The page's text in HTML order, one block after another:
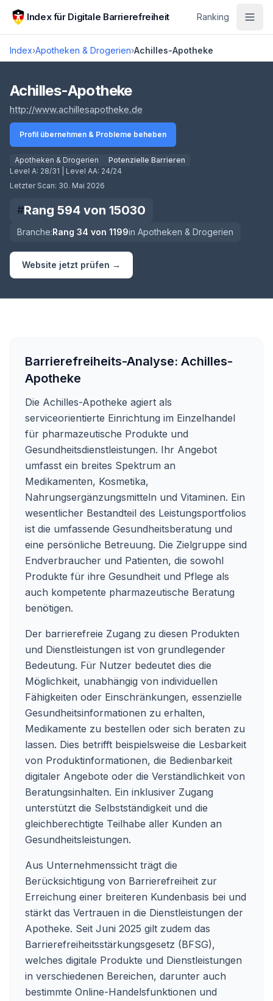
Zum Hauptinhalt springen
Index für Digitale Barrierefreiheit Ranking
Index›Apotheken & Drogerien›Achilles-Apotheke
Score lädt
Achilles-Apotheke
http://www.achillesapotheke.de
Profil übernehmen & Probleme beheben
Apotheken & Drogerien
Potenzielle Barrieren
Level A: 28/31 | Level AA: 24/24
Letzter Scan: 30. Mai 2026
#Rang 594 von 15030
Branche:Rang 34 von 1199in Apotheken & Drogerien
Website jetzt prüfen →
Barrierefreiheits-Analyse: Achilles-
Apotheke
Die Achilles-Apotheke agiert als
serviceorientierte Einrichtung im Einzelhandel
für pharmazeutische Produkte und
Gesundheitsdienstleistungen. Ihr Angebot
umfasst ein breites Spektrum an
Medikamenten, Kosmetika,
Nahrungsergänzungsmitteln und Vitaminen. Ein
wesentlicher Bestandteil des Leistungsportfolios
ist die umfassende Gesundheitsberatung und
eine persönliche Betreuung. Die Zielgruppe sind
Endverbraucher und Patienten, die sowohl
Produkte für ihre Gesundheit und Pflege als
auch kompetente pharmazeutische Beratung
benötigen.
Der barrierefreie Zugang zu diesen Produkten
und Dienstleistungen ist von grundlegender
Bedeutung. Für Nutzer bedeutet dies die
Möglichkeit, unabhängig von individuellen
Fähigkeiten oder Einschränkungen, essenzielle
Gesundheitsinformationen zu erhalten,
Medikamente zu bestellen oder sich beraten zu
lassen. Dies betrifft beispielsweise die Lesbarkeit
von Produktinformationen, die Bedienbarkeit
digitaler Angebote oder die Verständlichkeit von
Beratungsinhalten. Ein inklusiver Zugang
unterstützt die Selbstständigkeit und die
gleichberechtigte Teilhabe aller Kunden an
Gesundheitsleistungen.
Aus Unternehmenssicht trägt die
Berücksichtigung von Barrierefreiheit zur
Erreichung einer breiteren Kundenbasis bei und
stärkt das Vertrauen in die Dienstleistungen der
Apotheke. Seit Juni 2025 gilt zudem das
Barrierefreiheitsstärkungsgesetz (BFSG),
welches digitale Produkte und Dienstleistungen
in verschiedenen Bereichen, darunter auch
bestimmte Online-Handelsfunktionen und